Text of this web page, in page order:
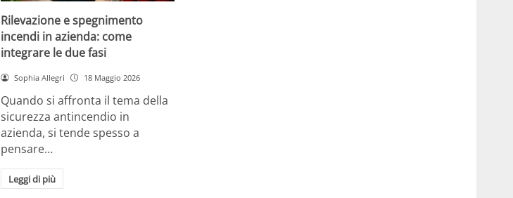
Rilevazione e spegnimento
incendi in azienda: come
integrare le due fasi
Sophia Allegri 18 Maggio 2026
Quando si affronta il tema della
sicurezza antincendio in
azienda, si tende spesso a
pensare…
Leggi di più